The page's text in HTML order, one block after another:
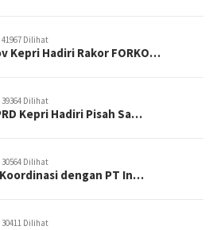
41967 Dilihat
Kepri Hadiri Rakor FORKO…
39364 Dilihat
Kepri Hadiri Pisah Sa…
30564 Dilihat
dengan PT In…
30411 Dilihat